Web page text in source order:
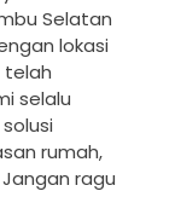
Selatan
lokasi
telah
selalu
rumah,
ragu